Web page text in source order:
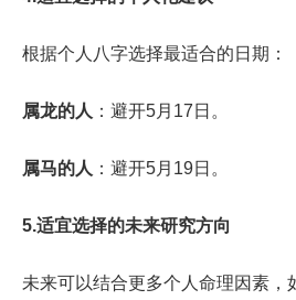
根据个人八字选择最适合的日期：
属龙的人 ：避开5月17日。
属马的人 ：避开5月19日。
5.适宜选择的未来研究方向
未来可以结合更多个人命理因素，